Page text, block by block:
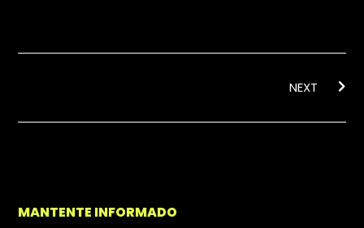
NEXT
MANTENTE INFORMADO